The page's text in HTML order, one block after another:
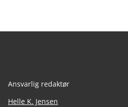
Ansvarlig redaktør
Helle K. Jensen